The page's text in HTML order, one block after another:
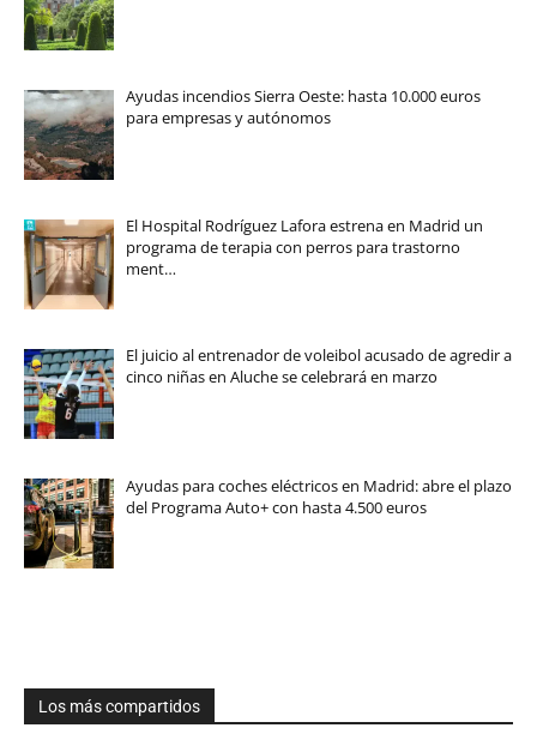
Ayudas incendios Sierra Oeste: hasta 10.000 euros
para empresas y autónomos
El Hospital Rodríguez Lafora estrena en Madrid un
programa de terapia con perros para trastorno
ment…
El juicio al entrenador de voleibol acusado de agredir a
cinco niñas en Aluche se celebrará en marzo
Ayudas para coches eléctricos en Madrid: abre el plazo
del Programa Auto+ con hasta 4.500 euros
Los más compartidos